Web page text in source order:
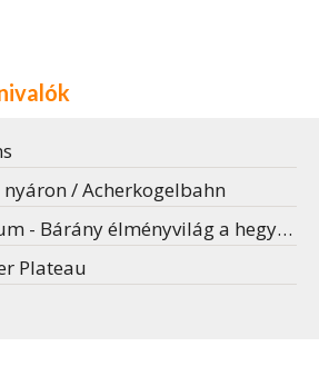
/ Acherkogelbahn
- Bárány élményvilág a hegyen
Plateau